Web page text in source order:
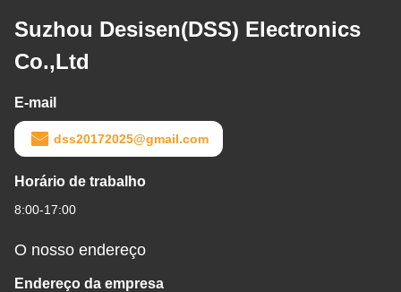
Suzhou Desisen(DSS) Electronics
Co.,Ltd
E-mail
dss20172025@gmail.com
Horário de trabalho
8:00-17:00
O nosso endereço
Endereço da empresa